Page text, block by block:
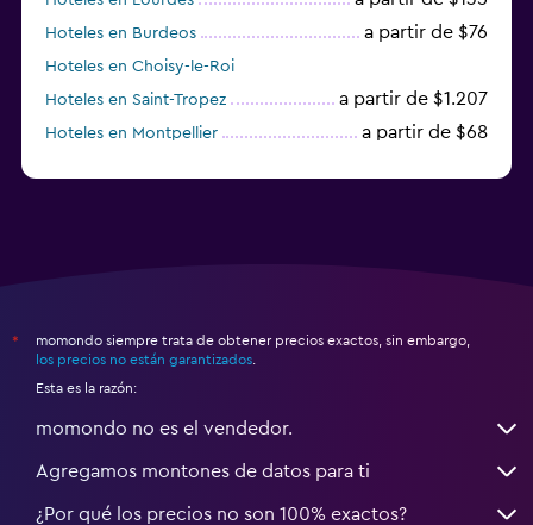
Hoteles en Burdeos a partir de $76
Hoteles en Choisy-le-Roi
Hoteles en Saint-Tropez
a partir de $1.207
Hoteles en Montpellier a partir de $68
*
momondo siempre trata de obtener precios exactos, sin embargo,
los precios no están garantizados
Esta es la razón:
momondo no es el vendedor.
Agregamos montones de datos para ti
¿Por qué los precios no son 100% exactos?